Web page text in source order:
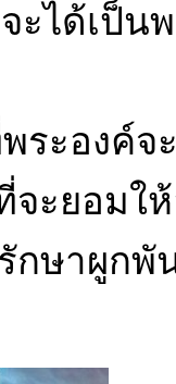
ะได้เป็น
ระองค์
จะยอมใ
กษาผูกพั